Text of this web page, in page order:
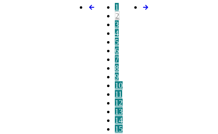
1
2
3
4
5
6
7
8
9
10
11
12
13
14
15